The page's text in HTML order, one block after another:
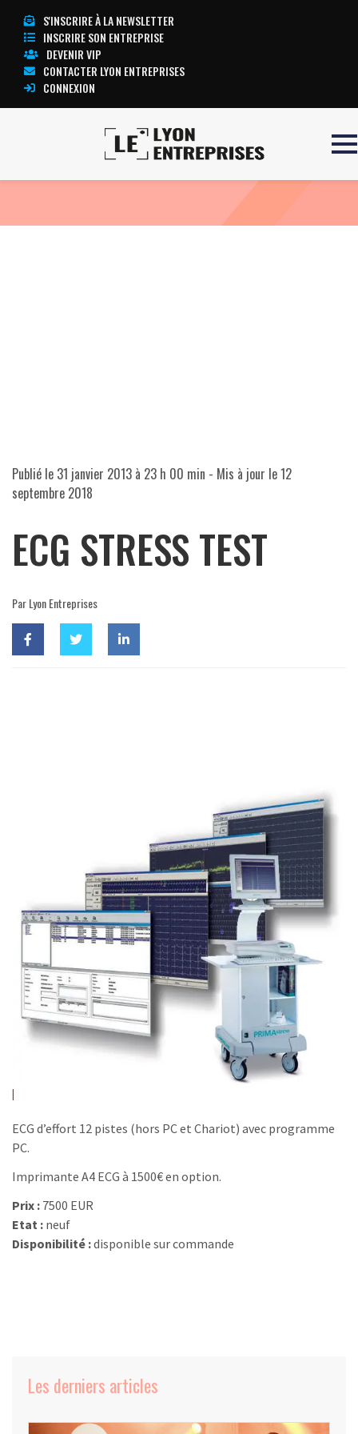
S'INSCRIRE À LA NEWSLETTER
INSCRIRE SON ENTREPRISE
DEVENIR VIP
CONTACTER LYON ENTREPRISES
CONNEXION
Publié le 31 janvier 2013 à 23 h 00 min - Mis à jour le12
septembre 2018
ECG STRESS TEST
Par Lyon Entreprises
ECG d’effort 12 pistes (hors PC et Chariot) avec programme
PC.
Imprimante A4 ECG à 1500€ en option.
Prix : 7500 EUR
Etat : neuf
Disponibilité :disponible sur commande
Les derniers articles